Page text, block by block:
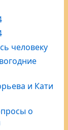
человеку
и Кати
о